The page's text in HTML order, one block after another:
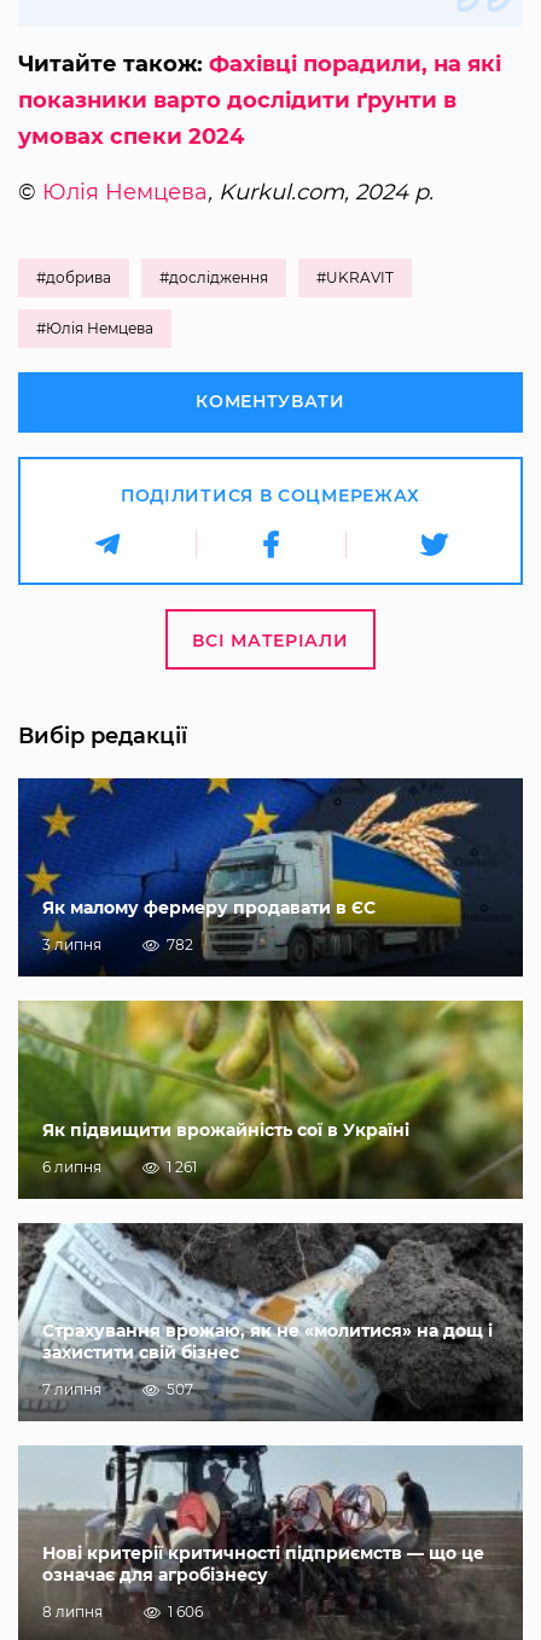
Читайте також: Фахівці порадили, на які
показники варто дослідити ґрунти в
умовах спеки 2024
© Юлія Немцева, Kurkul.com, 2024 р.
#добрива #дослідження #UKRAVIT
#Юлія Немцева
КОМЕНТУВАТИ
ПОДІЛИТИСЯ В СОЦМЕРЕЖАХ
ВСІ МАТЕРІАЛИ
Вибір редакції
Як малому фермеру продавати в ЄС
3 липня 782
Як підвищити врожайність сої в Україні
6 липня 1 261
Страхування врожаю, як не «молитися» на дощ і
захистити свій бізнес
7 липня 507
Нові критерії критичності підприємств — що це
означає для агробізнесу
8 липня 1 606